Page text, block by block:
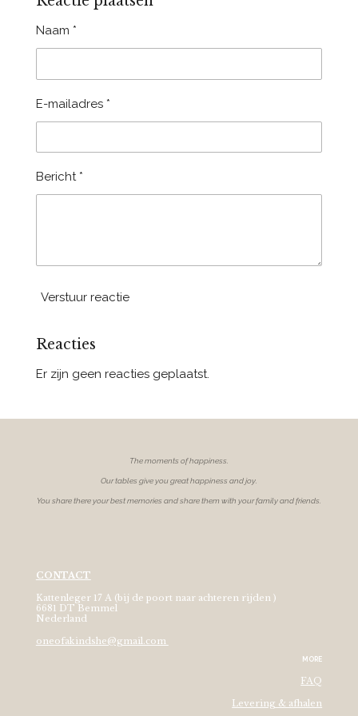
Naam *
E-mailadres *
Bericht *
Verstuur reactie
Reacties
Er zijn geen reacties geplaatst.
The moments ofhappiness.
Our tables give you great happiness and joy.
You share there your best memories and share them with your family and friends.
CONTACT
Kattenleger 17 A (bij de poort naar achteren rijden )
6681 DT Bemmel
Nederland
oneofakindshe@gmail.com
MORE
FAQ
Levering & afhalen